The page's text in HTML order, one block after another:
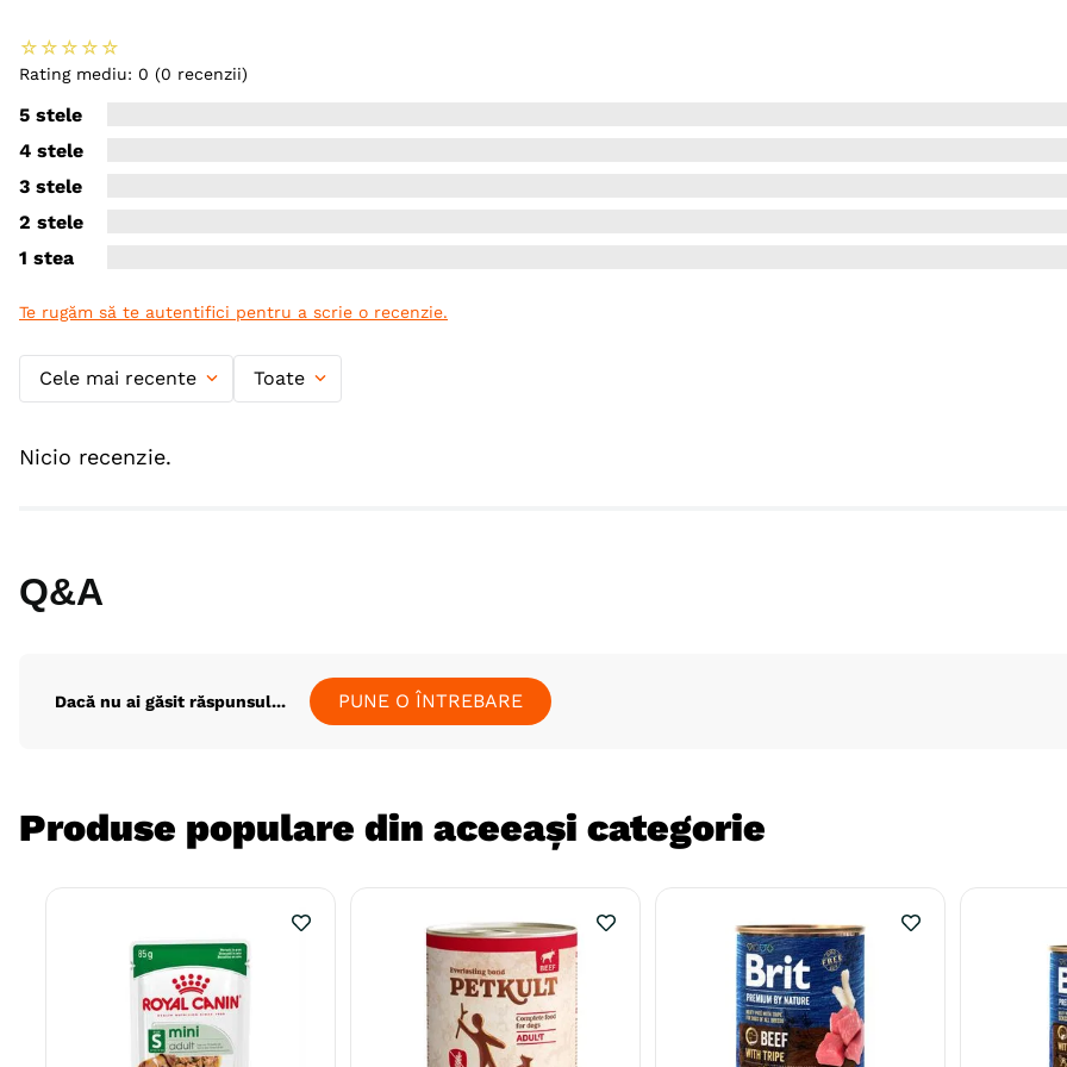
☆ ☆ ☆ ☆ ☆
Rating mediu: 0 (0 recenzii)
5 stele
4 stele
3 stele
2 stele
1 stea
Te rugăm să te autentifici pentru a scrie o recenzie.
Cele mai recente Toate
Nicio recenzie.
Q&A
Dacă nu ai găsit răspunsul... PUNE O ÎNTREBARE
Produse populare din aceeași categorie